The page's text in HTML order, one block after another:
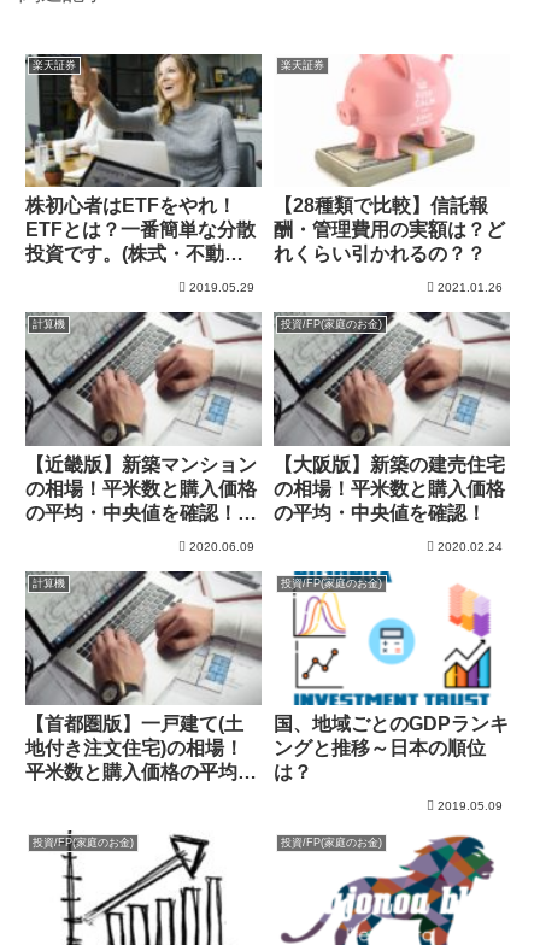
楽天証券
株初心者はETFをやれ！
ETFとは？一番簡単な分散
投資です。(株式・不動
2019.05.29
楽天証券
【28種類で比較】信託報
酬・管理費用の実額は？ど
れくらい引かれるの？？
2021.01.26
計算機
【近畿版】新築マンション
の相場！平米数と購入価格
の平均・中央値を確認！頭
2020.06.09
投資/FP(家庭のお金)
【大阪版】新築の建売住宅
の相場！平米数と購入価格
の平均・中央値を確認！
2020.02.24
計算機
【首都圏版】一戸建て(土
地付き注文住宅)の相場！
平米数と購入価格の平均・
投資/FP(家庭のお金)
国、地域ごとのGDPランキ
ングと推移～日本の順位
は？
2019.05.09
投資/FP(家庭のお金) 投資/FP(家庭のお金)